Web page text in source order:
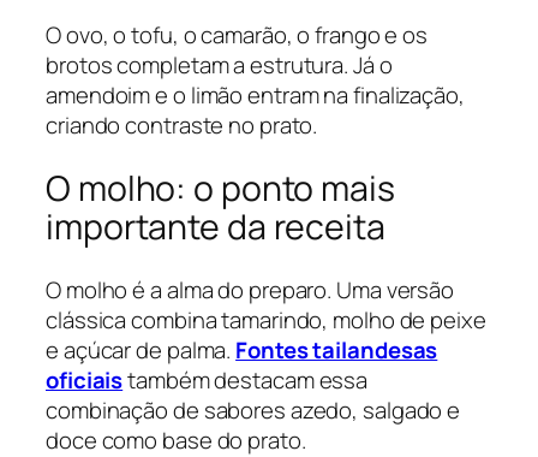
O ovo, o tofu, o camarão, o frango e os
brotos completam a estrutura. Já o
amendoim e o limão entram na finalização,
criando contraste no prato.
O molho: o ponto mais
importante da receita
O molho é a alma do preparo. Uma versão
clássica combina tamarindo, molho de peixe
e açúcar de palma. Fontes tailandesas
oficiaistambém destacam essa
combinação de sabores azedo, salgado e
doce como base do prato.